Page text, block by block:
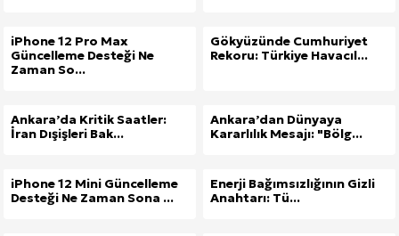
iPhone 12 Pro Max
Güncelleme Desteği Ne
Zaman So...
Gökyüzünde Cumhuriyet
Rekoru: Türkiye Havacıl...
Ankara’da Kritik Saatler:
İran Dışişleri Bak...
Ankara’dan Dünyaya
Kararlılık Mesajı: "Bölg...
iPhone 12 Mini Güncelleme
Desteği Ne Zaman Sona ...
Enerji Bağımsızlığının Gizli
Anahtarı: Tü...